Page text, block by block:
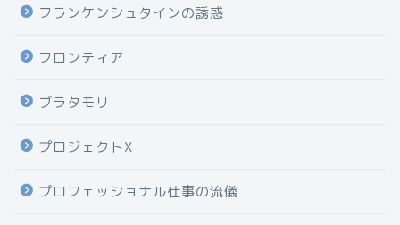
フランケンシュタインの誘惑
フロンティア
ブラタモリ
プロジェクトX
プロフェッショナル仕事の流儀